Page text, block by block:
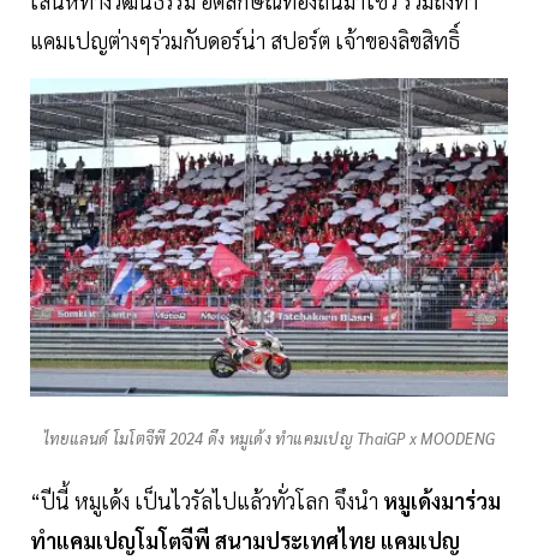
แคมเปญต่างๆร่วมกับดอร์น่า สปอร์ต เจ้าของลิขสิทธิ์
ไทยแลนด์ โมโตจีพี 2024 ดึง หมูเด้ง ทำแคมเปญ ThaiGP x MOODENG
“ปีนี้ หมูเด้ง เป็นไวรัลไปแล้วทั่วโลก จึงนำ หมูเด้งมาร่วม
ทำแคมเปญโมโตจีพี สนามประเทศไทย แคมเปญ